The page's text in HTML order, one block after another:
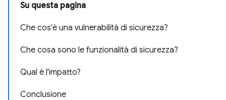
Su questa pagina
Che cos'è una vulnerabilità di sicurezza?
Che cosa sono le funzionalità di sicurezza?
Qual è l'impatto?
Conclusione